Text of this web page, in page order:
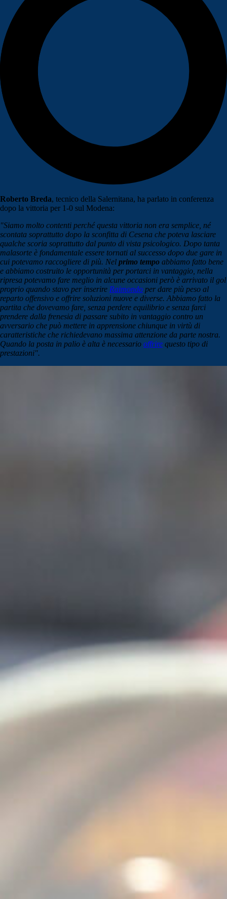
Roberto Breda, tecnico della Salernitana, ha parlato in conferenza
dopo la vittoria per 1-0 sul Modena:
"Siamo molto contenti perché questa vittoria non era semplice, né
scontata soprattutto dopo la sconfitta di Cesena che poteva lasciare
qualche scoria soprattutto dal punto di vista psicologico. Dopo tanta
malasorte è fondamentale essere tornati al successo dopo due gare in
cui potevamo raccogliere di più. Nel primo tempo abbiamo fatto bene
e abbiamo costruito le opportunità per portarci in vantaggio, nella
ripresa potevamo fare meglio in alcune occasioni però è arrivato il gol
proprio quando stavo per inserire Raimondo per dare più peso al
reparto offensivo e offrire soluzioni nuove e diverse. Abbiamo fatto la
partita che dovevamo fare, senza perdere equilibrio e senza farci
prendere dalla frenesia di passare subito in vantaggio contro un
avversario che può mettere in apprensione chiunque in virtù di
caratteristiche che richiedevano massima attenzione da parte nostra.
Quando la posta in palio è alta è necessario offrire questo tipo di
prestazioni".